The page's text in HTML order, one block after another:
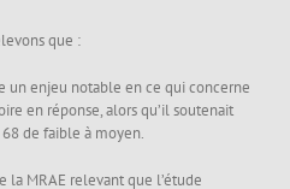
que :
un enjeu notable en ce qui concerne
en réponse, alors qu’il soutenait
68 de faible à moyen.
la MRAE relevant que l’étude